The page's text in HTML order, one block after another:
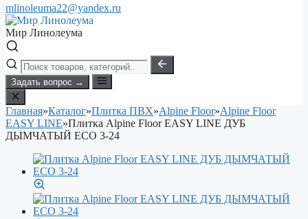
mlinoleuma22@yandex.ru
Мир Линолеума
Задать вопрос →
Главная»Каталог»Плитка ПВХ»Alpine Floor»Alpine Floor
EASY LINE»Плитка Alpine Floor EASY LINE ДУБ
ДЫМЧАТЫЙ ECO 3-24